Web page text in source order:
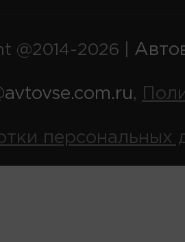
@2014-2026 |
,
персональных